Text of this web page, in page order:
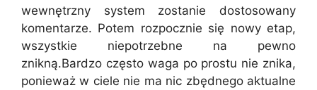
wewnętrzny system zostanie dostosowany
komentarze. Potem rozpocznie się nowy etap,
wszystkie niepotrzebne na pewno
znikną.Bardzo często waga po prostu nie znika,
ponieważ w ciele nie ma nic zbędnego aktualne